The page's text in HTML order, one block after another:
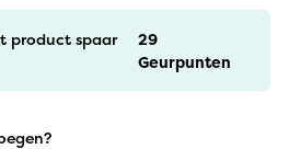
product spaar
29
Geurpunten